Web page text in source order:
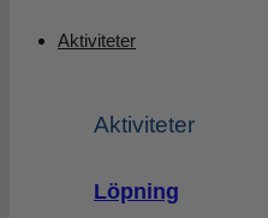
Aktiviteter
Aktiviteter
Löpning